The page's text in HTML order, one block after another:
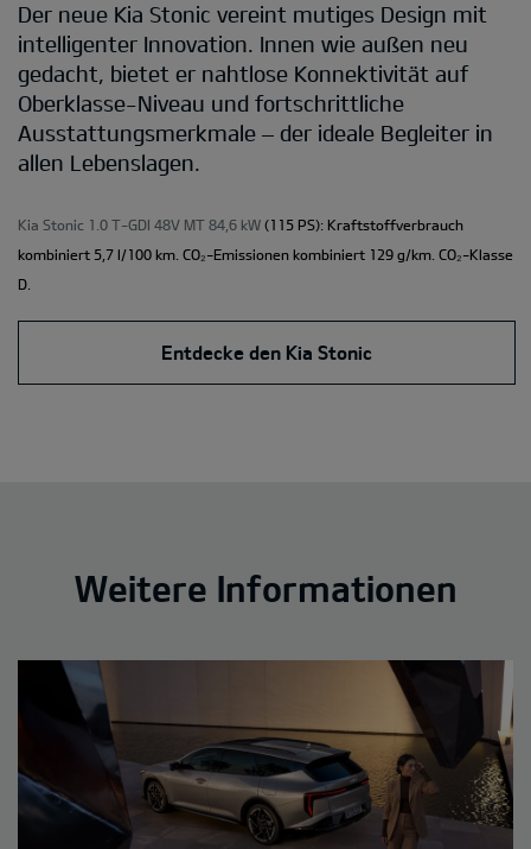
Der neue Kia Stonic vereint mutiges Design mit
intelligenter Innovation. Innen wie außen neu
gedacht, bietet er nahtlose Konnektivität auf
Oberklasse-Niveau und fortschrittliche
Ausstattungsmerkmale – der ideale Begleiter in
allen Lebenslagen.
Kia Stonic 1.0 T-GDI 48V MT 84,6 kW (115 PS): Kraftstoffverbrauch
kombiniert 5,7 l/100 km. CO₂-Emissionen kombiniert 129 g/km. CO₂-Klasse
D.
Entdecke den Kia Stonic
Weitere Informationen